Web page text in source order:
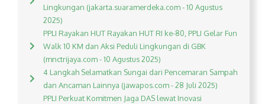
Lingkungan (jakarta.suaramerdeka.com - 10 Agustus
2025)
PPLI Rayakan HUT Rayakan HUT RI ke-80, PPLI Gelar Fun
Walk 10 KM dan Aksi Peduli Lingkungan di GBK
(mnctrijaya.com - 10 Agustus 2025)
4 Langkah Selamatkan Sungai dari Pencemaran Sampah
dan Ancaman Lainnya (jawapos.com - 28 Juli 2025)
PPLI Perkuat Komitmen Jaga DAS lewat Inovasi